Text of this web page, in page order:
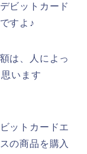
ビットカード
すよ♪
は、人によっ
います
ットカードエ
の商品を購入